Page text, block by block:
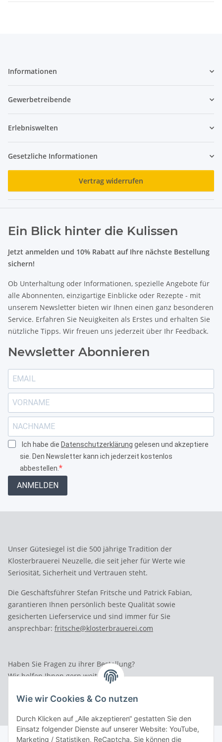
Wie wir Cookies & Co nutzen
Durch Klicken auf „Alle akzeptieren“ gestatten Sie den
Einsatz folgender Dienste auf unserer Website: YouTube,
Marketing / Statistiken, ReCaptcha. Sie können die
Informationen
Gewerbetreibende
Erlebniswelten
Gesetzliche Informationen
Vertrag widerrufen
Ein Blick hinter die Kulissen
Jetzt anmelden und 10% Rabatt auf Ihre nächste Bestellung
sichern!
Ob Unterhaltung oder Informationen, spezielle Angebote für
alle Abonnenten, einzigartige Einblicke oder Rezepte - mit
unserem Newsletter bieten wir Ihnen einen ganz besonderen
Service. Erfahren Sie Neuigkeiten als Erstes und erhalten Sie
nützliche Tipps. Wir freuen uns jederzeit über Ihr Feedback.
Newsletter Abonnieren
Ich habe die Datenschutzerklärung gelesen und akzeptiere
sie. Den Newsletter kann ich jederzeit kostenlos
abbestellen.
ANMELDEN
Unser Gütesiegel ist die 500 jährige Tradition der
Klosterbrauerei Neuzelle, die seit jeher für Werte wie
Seriosität, Sicherheit und Vertrauen steht.
Die Geschäftsführer Stefan Fritsche und Patrick Fabian,
garantieren Ihnen persönlich beste Qualität sowie
gesicherten Lieferservice und sind immer für Sie
ansprechbar: fritsche@klosterbrauerei.com
Haben Sie Fragen zu ihrer Bestellung?
Wir helfen Ihnen gern weiter.
Rufen Sie uns an: Tel.: 03 36 52 - 81023